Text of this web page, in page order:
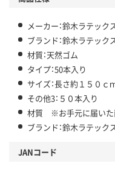
メーカー：鈴木ラテック
ブランド：鈴木ラテック
材質：天然ゴム
タイプ：50本入り
サイズ：長さ約１５０
その他3：５０本入り
材質 ※お手元に届いた
ブランド：鈴木ラテック
JANコード